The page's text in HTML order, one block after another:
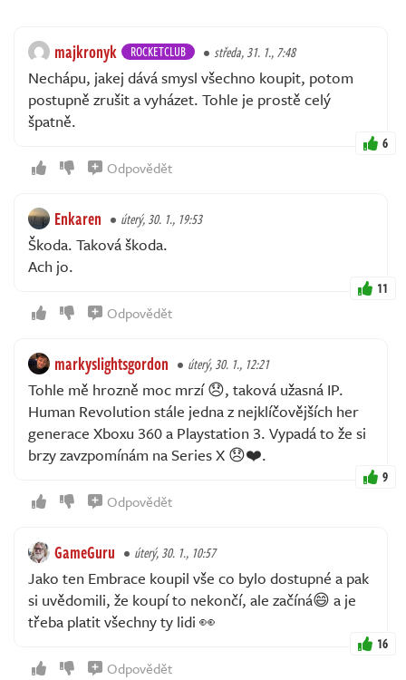
majkronyk ROCKETCLUB středa, 31. 1., 7:48
Nechápu, jakej dává smysl všechno koupit, potom
postupně zrušit a vyházet. Tohle je prostě celý
špatně.
6
Odpovědět
Enkaren úterý, 30. 1., 19:53
Škoda. Taková škoda.
Ach jo.
11
Odpovědět
markyslightsgordon úterý, 30. 1., 12:21
Tohle mě hrozně moc mrzí 😞, taková užasná IP.
Human Revolution stále jedna z nejklíčovějších her
generace Xboxu 360 a Playstation 3. Vypadá to že si
brzy zavzpomínám na Series X 😞❤️.
9
Odpovědět
GameGuru úterý, 30. 1., 10:57
Jako ten Embrace koupil vše co bylo dostupné a pak
si uvědomili, že koupí to nekončí, ale začíná😄 a je
třeba platit všechny ty lidi 👀
16
Odpovědět